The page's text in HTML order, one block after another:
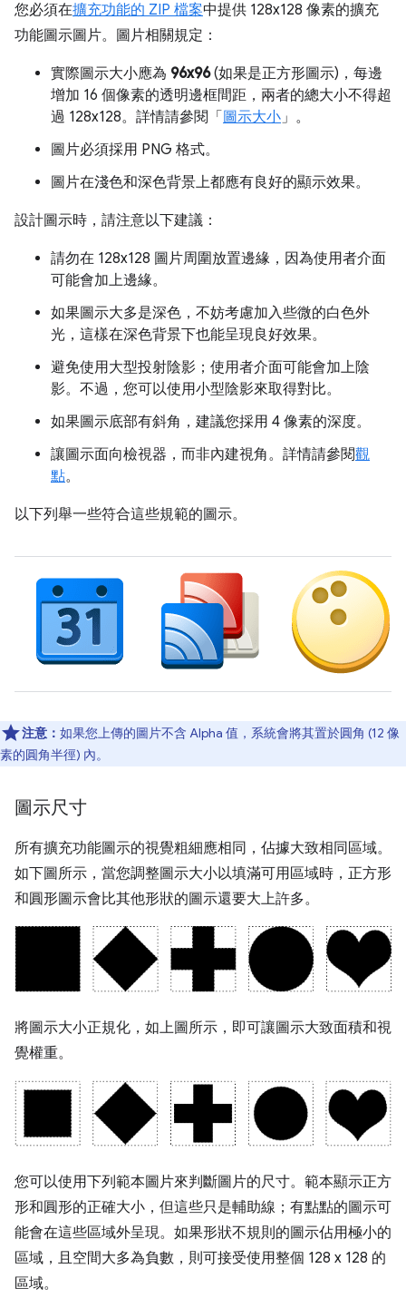
您必須在擴充功能的 ZIP 檔案中提供 128x128 像素的擴充
功能圖示圖片。圖片相關規定：
實際圖示大小應為 96x96(如果是正方形圖示)，每邊
增加 16 個像素的透明邊框間距，兩者的總大小不得超
過 128x128。詳情請參閱「 圖示大小」。
圖片必須採用 PNG 格式。
圖片在淺色和深色背景上都應有良好的顯示效果。
設計圖示時，請注意以下建議：
請勿在 128x128 圖片周圍放置邊緣，因為使用者介面
可能會加上邊緣。
如果圖示大多是深色，不妨考慮加入些微的白色外
光，這樣在深色背景下也能呈現良好效果。
避免使用大型投射陰影；使用者介面可能會加上陰
影。不過，您可以使用小型陰影來取得對比。
如果圖示底部有斜角，建議您採用 4 像素的深度。
讓圖示面向檢視器，而非內建視角。詳情請參閱觀
點。
以下列舉一些符合這些規範的圖示。
注意： 如果您上傳的圖片不含 Alpha 值，系統會將其置於圓角 (12 像
素的圓角半徑) 內。
圖示尺寸
所有擴充功能圖示的視覺粗細應相同，佔據大致相同區域。
如下圖所示，當您調整圖示大小以填滿可用區域時，正方形
和圓形圖示會比其他形狀的圖示還要大上許多。
將圖示大小正規化，如上圖所示，即可讓圖示大致面積和視
覺權重。
您可以使用下列範本圖片來判斷圖片的尺寸。範本顯示正方
形和圓形的正確大小，但這些只是輔助線；有點點的圖示可
能會在這些區域外呈現。如果形狀不規則的圖示佔用極小的
區域，且空間大多為負數，則可接受使用整個 128 x 128 的
區域。